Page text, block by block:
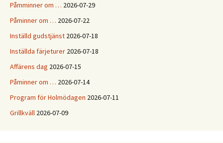
Påmminner om … 2026-07-29
Påminner om … 2026-07-22
Inställd gudstjänst 2026-07-18
Inställda färjeturer 2026-07-18
Affärens dag 2026-07-15
Påminner om … 2026-07-14
Program för Holmödagen 2026-07-11
Grillkväll 2026-07-09